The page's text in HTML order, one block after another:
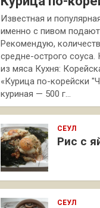
Известная и
именно с пивом
Рекомендую,
средне-острого соуса.
из мяса Кухня:
«Курица по-корейски
куриная — 500 г…
СЕУЛ
Рис с
СЕУЛ